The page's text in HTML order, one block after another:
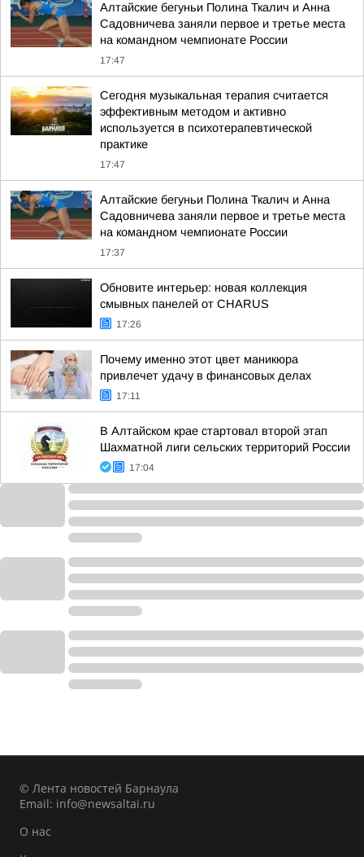
Алтайские бегуньи Полина Ткалич и Анна
Садовничева заняли первое и третье места
на командном чемпионате России
17:47
Сегодня музыкальная терапия считается
эффективным методом и активно
используется в психотерапевтической
практике
17:47
Алтайские бегуньи Полина Ткалич и Анна
Садовничева заняли первое и третье места
на командном чемпионате России
17:37
Обновите интерьер: новая коллекция
смывных панелей от CHARUS
17:26
Почему именно этот цвет маникюра
привлечет удачу в финансовых делах
17:11
В Алтайском крае стартовал второй этап
Шахматной лиги сельских территорий России
17:04
© Лента новостей Барнаула
Email: info@newsaltai.ru
О нас